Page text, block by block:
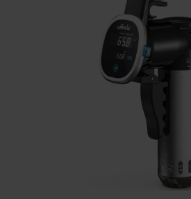
Individuelle Wohnlösungen:
Langlebige Qualität:
Robuste
Vielfältiges Design:Elegante
Funktionalität und Komfort: